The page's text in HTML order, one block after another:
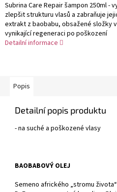
Subrina Care Repair šampon 250ml -
zlepšit strukturu vlasů a zabraňuje
extrakt z baobabu, obsažené složky
vynikající regeneraci po poškození
Detailní informace
Popis
Detailní popis produktu
- na suché a poškozené vlasy
BAOBABOVÝ OLEJ
Semeno afrického „stromu